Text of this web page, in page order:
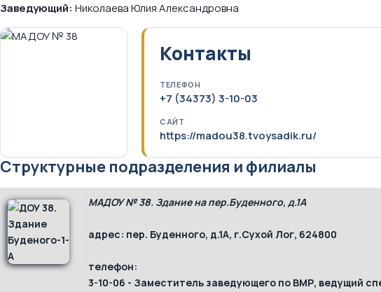
Заведующий: Николаева Юлия Александровна
Контакты
ТЕЛЕФОН
+7 (34373) 3-10-03
САЙТ
https://madou38.tvoysadik.ru/
Структурные подразделения и филиалы
МАДОУ № 38. Здание на пер.Буденного, д.1А
адрес: пер. Буденного, д.1А, г.Сухой Лог, 624800
телефон:
3-10-06 - Заместитель заведующего по ВМР, ведущий